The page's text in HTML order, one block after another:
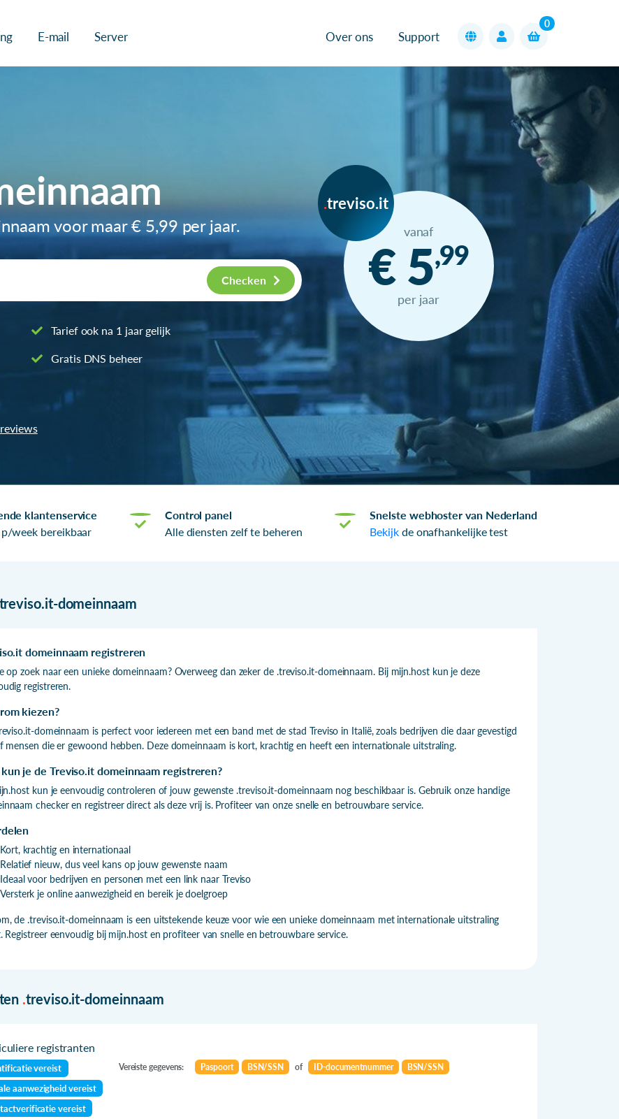
E-mail Server Over ons Support
0
voor maar€ 5,99 per jaar.
Checken
Tarief ook na 1 jaar gelijk
Gratis DNS beheer
treviso.it
vanaf
€ 5,99
per jaar
klantenservice
week bereikbaar
Control panel
Alle diensten zelf te beheren
Snelste webhoster van Nederland
Bekijkde onafhankelijke test
treviso.it-domeinnaam
domeinnaam registreren
op zoek naar een unieke domeinnaam? Overweeg dan zeker de .treviso.it-domeinnaam. Bij mijn.host kun je deze
registreren.
kiezen?
domeinnaam is perfect voor iedereen met een band met de stad Treviso in Italië, zoals bedrijven die daar gevestigd
mensen die er gewoond hebben. Deze domeinnaam is kort, krachtig en heeft een internationale uitstraling.
je de Treviso.it domeinnaam registreren?
kun je eenvoudig controleren of jouw gewenste .treviso.it-domeinnaam nog beschikbaar is. Gebruik onze handige
checker en registreer direct als deze vrij is. Profiteer van onze snelle en betrouwbare service.
Kort, krachtig en internationaal
Relatief nieuw, dus veel kans op jouw gewenste naam
Ideaal voor bedrijven en personen met een link naar Treviso
Versterk je online aanwezigheid en bereik je doelgroep
de .treviso.it-domeinnaam is een uitstekende keuze voor wie een unieke domeinnaam met internationale uitstraling
Registreer eenvoudig bij mijn.host en profiteer van snelle en betrouwbare service.
.treviso.it-domeinnaam
registranten
vereist
aanwezigheid vereist
vereist
Vereiste gegevens: Paspoort BSN/SSN of ID-documentnummer BSN/SSN